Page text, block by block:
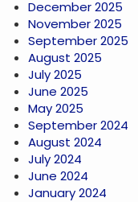
December 2025
November 2025
September 2025
August 2025
July 2025
June 2025
May 2025
September 2024
August 2024
July 2024
June 2024
January 2024